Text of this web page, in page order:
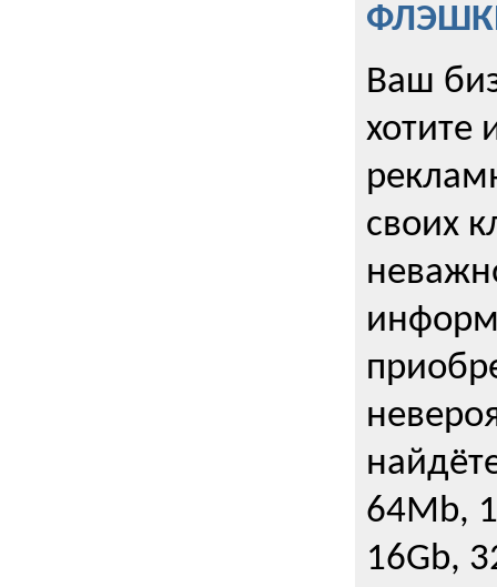
Ваш
хотите
своих
64Mb,
16Gb,